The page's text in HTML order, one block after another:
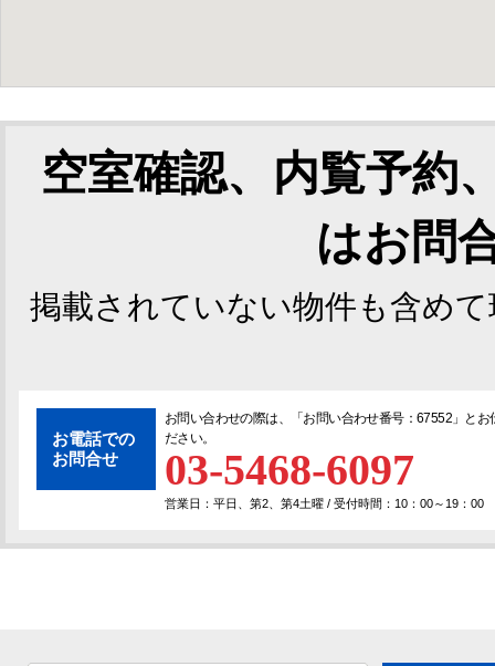
空室確認、内覧予約
はお問
掲載されていない物件も含め
お電話での
お問合せ
お問い合わせの際は、「 お問い合わせ番号：67552 」とお
ださい。
03-5468-6097
営業日：平日、第2、第4土曜 / 受付時間：10：00～19：00